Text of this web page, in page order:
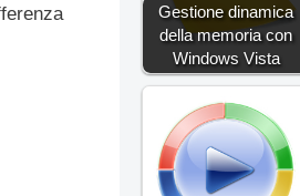
Gestione dinamica
della memoria con
Windows Vista